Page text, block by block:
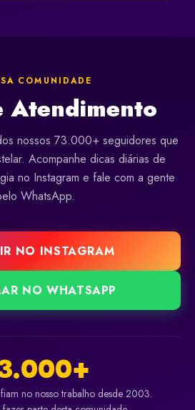
COMUNIDADE
Atendimento
nossos 73.000+ seguidores que
Acompanhe dicas diárias de
no Instagram e fale com a gente
WhatsApp.
NO INSTAGRAM
NO WHATSAPP
no nosso trabalho desde 2003.